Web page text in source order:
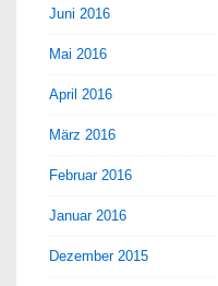
Juni 2016
Mai 2016
April 2016
März 2016
Februar 2016
Januar 2016
Dezember 2015